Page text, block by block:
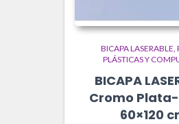
BICAPA LASERABLE
PLÁSTICAS Y
BICAPA
Cromo
60×120